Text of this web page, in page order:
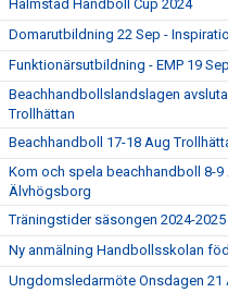
Halmstad Handboll Cup 2024
Domarutbildning 22 Sep -
Funktionärsutbildning - EMP 19 Sep
Beachhandbollslandslagen
Trollhättan
Beachhandboll 17-18 Aug
Kom och spela beachhandboll 8-9
Älvhögsborg
Träningstider säsongen 2024-
Ny anmälning Handbollsskolan
Ungdomsledarmöte Onsdagen 21